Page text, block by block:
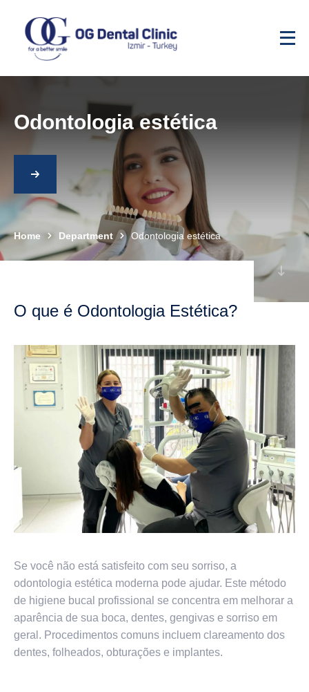
Odontologia estética
Home Department Odontologia estética
O que é Odontologia Estética?
Se você não está satisfeito com seu sorriso, a
odontologia estética moderna pode ajudar. Este método
de higiene bucal profissional se concentra em melhorar a
aparência de sua boca, dentes, gengivas e sorriso em
geral. Procedimentos comuns incluem clareamento dos
dentes, folheados, obturações e implantes.